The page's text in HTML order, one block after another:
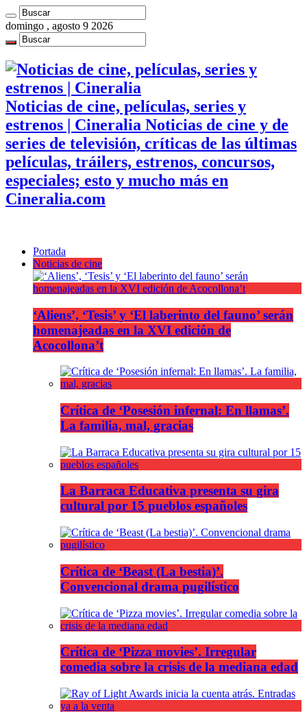
domingo , agosto 9 2026
Noticias de cine, películas, series y
estrenos | Cineralia Noticias de cine y de
series de televisión, críticas de las últimas
películas, tráilers, estrenos, concursos,
especiales; esto y mucho más en
Cineralia.com
Portada
Noticias de cine
‘Aliens’, ‘Tesis’ y ‘El laberinto del fauno’ serán
homenajeadas en la XVI edición de
Acocollona’t
Crítica de ‘Posesión infernal: En llamas’.
La familia, mal, gracias
La Barraca Educativa presenta su gira
cultural por 15 pueblos españoles
Crítica de ‘Beast (La bestia)’.
Convencional drama pugilístico
Crítica de ‘Pizza movies’. Irregular
comedia sobre la crisis de la mediana edad